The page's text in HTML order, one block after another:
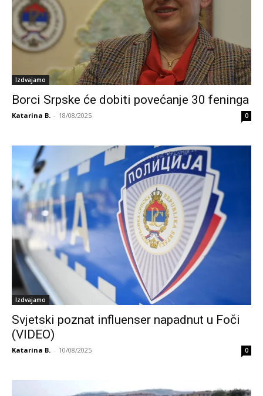
Izdvajamo
Borci Srpske će dobiti povećanje 30 feninga
Katarina B. - 18/08/2025 0
Izdvajamo
Svjetski poznat influenser napadnut u Foči
(VIDEO)
Katarina B. - 10/08/2025 0